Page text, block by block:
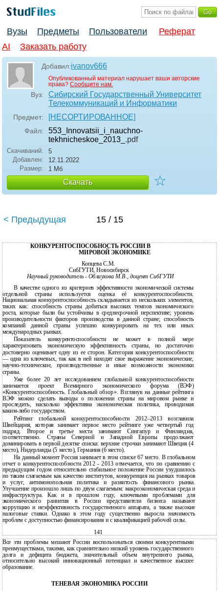
Вузы Предметы Пользователи
Реферат
AI
Заказать работу
Добавил:ivanov666
Опубликованный материал нарушает ваши авторские
права? Сообщите нам.
Вуз:
Сибирский Государственный Университет
Телекоммуникаций и Информатики
Предмет: [НЕСОРТИРОВАННОЕ]
Файл:
553_Innovatsii_i_nauchno-
tekhnicheskoe_2013_ .pdf
Скачиваний:
5
Добавлен:
12.11.2022
Размер:
1 Мб
Скачать ☆
< Предыдущая 15 / 15
КОНКУРЕНТОСПОСОБНОСТЬ РОССИИ В
МИРОВОЙ ЭКОНОМИКЕ
Копцева С.М.
СибГУТИ, Новосибирск
Научный руководитель - Облаухова М.В., доцент СибГУТИ
В качестве одного из критериев эффективности экономической системы
отдельной страны используется оценка еѐ конкурентоспособности.
Национальная конкурентоспособность складывается из нескольких элементов,
таких как: способность страны добиться высоких темпов экономического
роста, которые были бы устойчивы в среднесрочной перспективе; уровень
производительности факторов производства в данной стране; способность
компаний данной страны успешно конкурировать на тех или иных
международных рынках.
Показатель конкурентоспособности не может в полной мере
характеризовать экономическую эффективность страны, но достаточно
достоверно оценивает одну из ее сторон. Категория конкурентоспособности
— одна из ключевых, так как в ней находят свое выражение экономические,
научно-технические, производственные и иные возможности экономики
страны.
Уже более 20 лет исследованием глобальной конкурентоспособности
занимается проект Всемирного экономического форума (ВЭФ)
«Конкурентоспособность. Глобальный обзор». Взглянув на данные рейтинга
ВЭФ можно сделать выводы о положении страны на мировом рынке и
проследить, насколько эффективна экономическая политика, проводимая
каким-либо государством.
Рейтинг глобальной конкурентоспособности 2012–2013 возглавила
Швейцария, которая занимает первое место рейтинге уже четвертый год
подряд. Второе и третье места занимают Сингапур и Финляндия,
соответственно. Страны Северной и Западной Европы продолжают
доминировать в первой десятке списка: верхние строчки занимают Швеция (4
место), Нидерланды (5 место), Германия (6 место).
На данный момент Россия занимает в этом списке 67 место. В глобальном
отчет о конкурентоспособности 2012 - 2013 отмечается, что по сравнению с
предыдущим годом относительно стабильное положение России ухудшилось
по таким слагаемым как качество институтов, конкуренция на рынках товаров
и услуг, антимонопольная политика и развитость финансового рынка.
Улучшение произошло лишь по двум слагаемым: макроэкономическая среда и
инфраструктура. Как и в прошлом году, ключевыми проблемами для
экономического развития в России представители бизнеса называют
коррупцию и неэффективность государственного аппарата, а также высокие
налоговые ставки. Однако в этом году существенно выросла значимость
проблем с доступностью финансирования и с квалификацией рабочей силы.
141
Все эти проблемы мешают России воспользоваться своими конкурентными
преимуществами, такими, как сравнительно низкий уровень государственного
долга и дефицита бюджета, значительный объем внутреннего рынка,
относительно высокий инновационный потенциал и качественное высшее
образование.
ТЕНЕВАЯ ЭКОНОМИКА РОССИИ